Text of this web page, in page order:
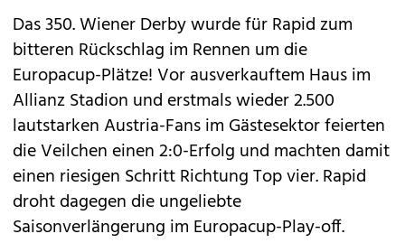
Das 350. Wiener Derby wurde für Rapid zum
bitteren Rückschlag im Rennen um die
Europacup-Plätze! Vor ausverkauftem Haus im
Allianz Stadion und erstmals wieder 2.500
lautstarken Austria-Fans im Gästesektor feierten
die Veilchen einen 2:0-Erfolg und machten damit
einen riesigen Schritt Richtung Top vier. Rapid
droht dagegen die ungeliebte
Saisonverlängerung im Europacup-Play-off.